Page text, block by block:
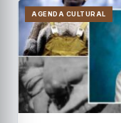
AGENDA CULTURAL